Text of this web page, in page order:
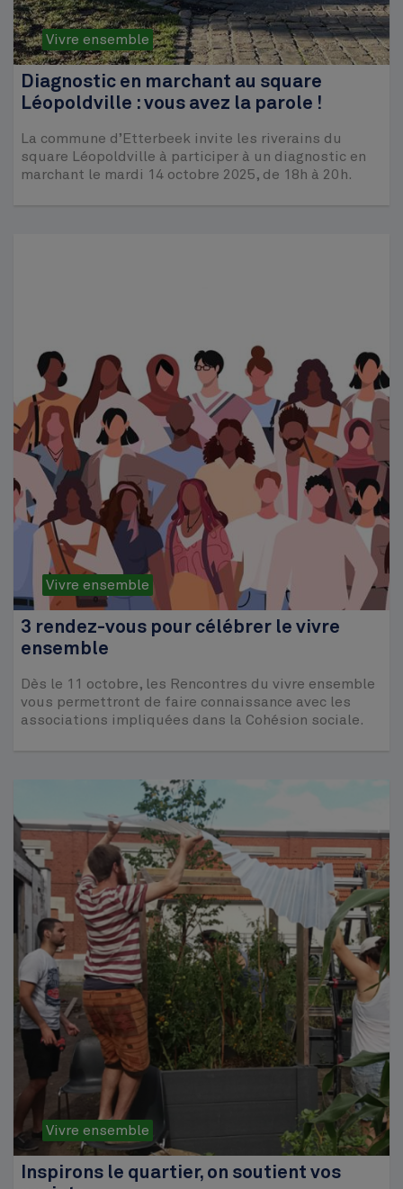
Vivre ensemble
Diagnostic en marchant au square
Léopoldville : vous avez la parole !
La commune d’Etterbeek invite les riverains du
square Léopoldville à participer à un diagnostic en
marchant le mardi 14 octobre 2025, de 18h à 20h.
Vivre ensemble
3 rendez-vous pour célébrer le vivre
ensemble
Dès le 11 octobre, les Rencontres du vivre ensemble
vous permettront de faire connaissance avec les
associations impliquées dans la Cohésion sociale.
Vivre ensemble
Inspirons le quartier, on soutient vos